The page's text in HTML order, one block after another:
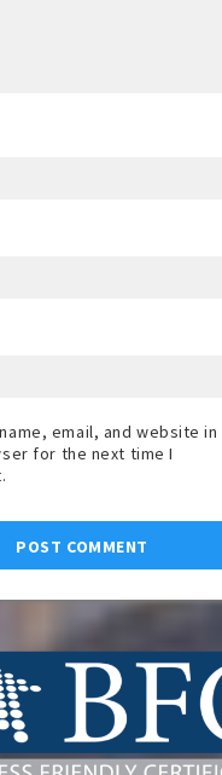
email, and website in
for the next time I